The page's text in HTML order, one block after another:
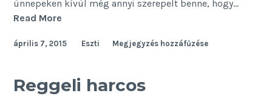
ünnepeken kívül még annyi szerepelt benne, hogy…
Read More
április 7, 2015 Eszti Megjegyzés hozzáfűzése
Reggeli harcos